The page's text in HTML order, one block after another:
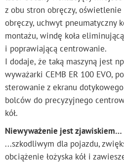
z obu stron obręczy,
obręczy, uchwyt pneumatyczny
montażu, windę koła
i poprawiającą centrowanie.
I dodaje, że taką maszyną jest
wyważarki CEMB ER 100 EVO,
sterowanie z ekranu
bolców do precyzyjnego
kół.
Niewyważenie jest zjawiskiem…
...szkodliwym dla pojazdu,
obciążenie łożyska kół i